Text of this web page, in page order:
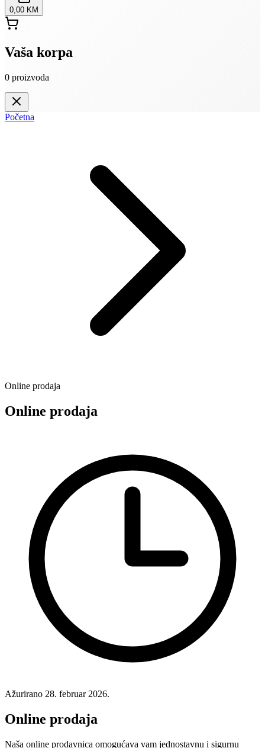
0,00 KM
Vaša korpa
0 proizvoda
Početna
Online prodaja
Online prodaja
Ažurirano 28. februar 2026.
Online prodaja
Naša online prodavnica omogućava vam jednostavnu i sigurnu